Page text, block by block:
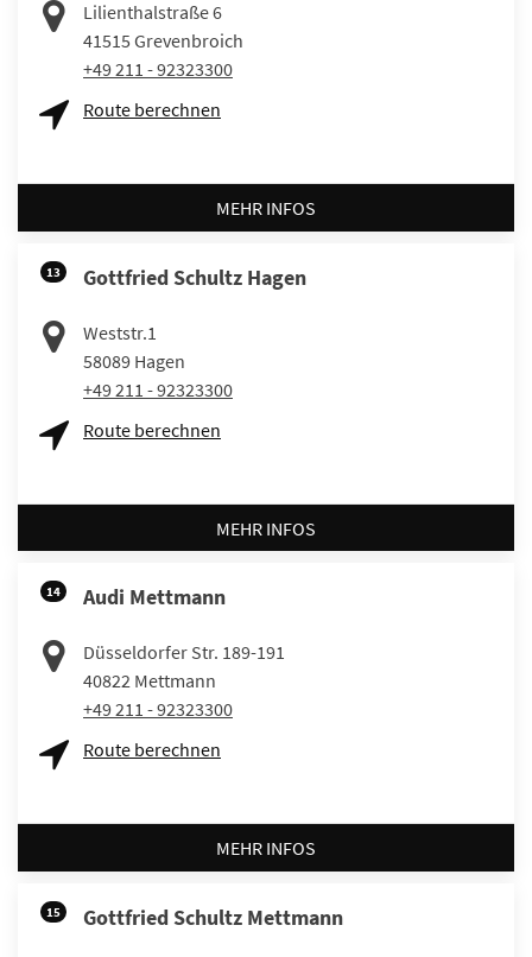
Lilienthalstraße 6
41515 Grevenbroich
+49 211 - 92323300
Route berechnen
MEHR INFOS
13 Gottfried Schultz Hagen
Weststr.1
58089 Hagen
+49 211 - 92323300
Route berechnen
MEHR INFOS
14 Audi Mettmann
Düsseldorfer Str. 189-191
40822 Mettmann
+49 211 - 92323300
Route berechnen
MEHR INFOS
15 Gottfried Schultz Mettmann